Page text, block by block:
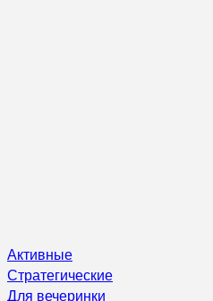
Активные
Стратегические
Для вечеринки